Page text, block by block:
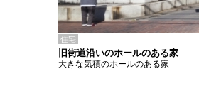
住宅
旧街道沿いのホールのある家
大きな気積のホールのある家